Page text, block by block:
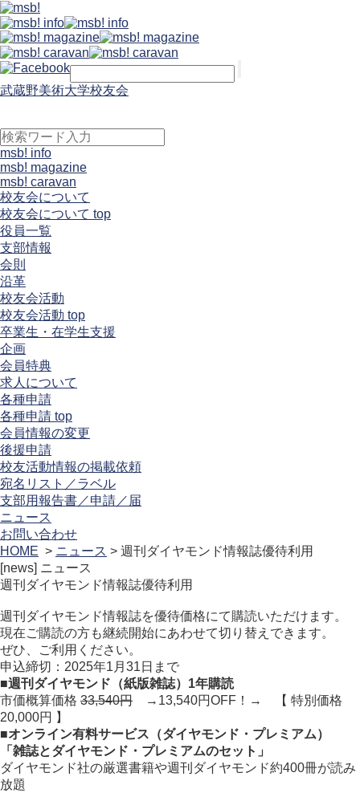
武蔵野美術大学校友会
msb! info
msb! magazine
msb! caravan
校友会について
校友会について top
役員一覧
支部情報
会則
沿革
校友会活動
校友会活動 top
卒業生・在学生支援
企画
会員特典
求人について
各種申請
各種申請 top
会員情報の変更
後援申請
校友活動情報の掲載依頼
宛名リスト／ラベル
支部用報告書／申請／届
ニュース
お問い合わせ
HOME > ニュース > 週刊ダイヤモンド情報誌優待利用
[news] ニュース
週刊ダイヤモンド情報誌優待利用
週刊ダイヤモンド情報誌を優待価格にて購読いただけます。
現在ご購読の方も継続開始にあわせて切り替えできます。
ぜひ、ご利用ください。
申込締切：2025年1月31日まで
■週刊ダイヤモンド（紙版雑誌）1年購読
市価概算価格 33,540円 →13,540円OFF！→ 【 特別価格
20,000円 】
■オンライン有料サービス（ダイヤモンド・プレミアム）
「雑誌とダイヤモンド・プレミアムのセット」
ダイヤモンド社の厳選書籍や週刊ダイヤモンド約400冊が読み
放題